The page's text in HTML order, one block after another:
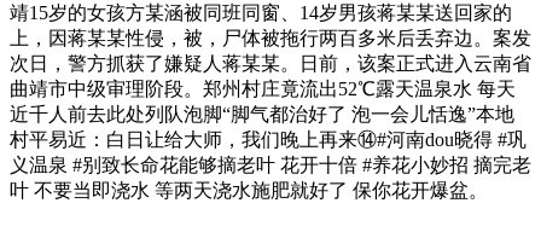
靖15岁的女孩方某涵被同班同窗、14岁男孩蒋某某送回家的
上，因蒋某某性侵，被，尸体被拖行两百多米后丢弃边。案发
次日，警方抓获了嫌疑人蒋某某。日前，该案正式进入云南省
曲靖市中级审理阶段。郑州村庄竟流出52℃露天温泉水 每天
近千人前去此处列队泡脚“脚气都治好了 泡一会儿恬逸”本地
村平易近：白日让给大师，我们晚上再来⑭#河南dou晓得 #巩
义温泉 #别致长命花能够摘老叶 花开十倍 #养花小妙招 摘完老
叶 不要当即浇水 等两天浇水施肥就好了 保你花开爆盆。